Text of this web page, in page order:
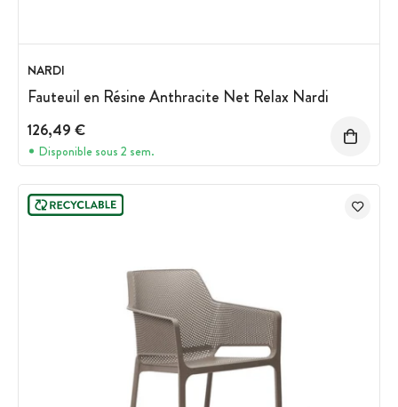
NARDI
Fauteuil en Résine Anthracite Net Relax Nardi
126,49 €
Disponible sous 2 sem.